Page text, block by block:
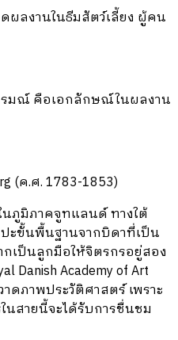
ลงานในธีมสัตว์เลี้ยง ผู้คน
รมณ์ คือเอกลักษณ์ในผลงาน
(ค.ศ. 1783-1853)
นภูมิภาคจูทแลนด์ ทางใต้
ปะขั้นพื้นฐานจากบิดาที่เป็น
กเป็นลูกมือให้จิตรกรอยู่สอง
Danish Academy of Art
ดภาพประวัติศาสตร์ เพราะ
สายนี้จะได้รับการชื่นชม